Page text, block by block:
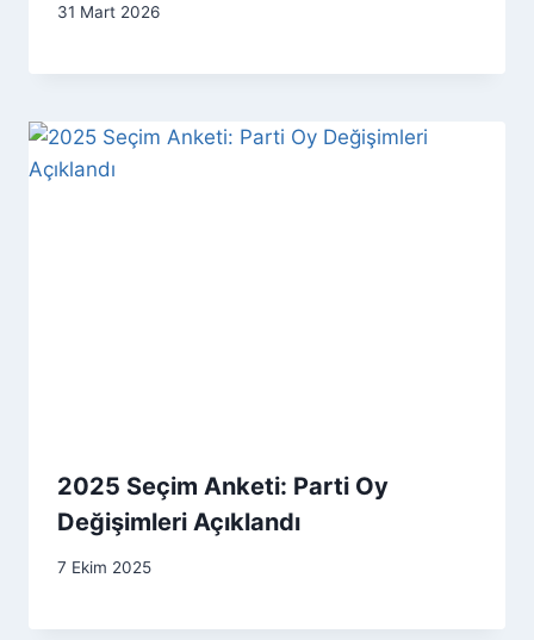
31 Mart 2026
2025 Seçim Anketi: Parti Oy
Değişimleri Açıklandı
7 Ekim 2025